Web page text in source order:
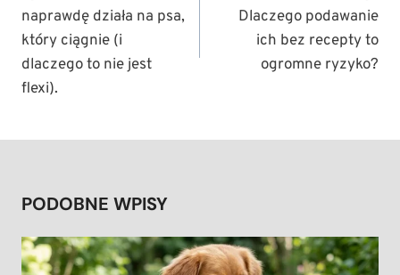
naprawdę działa na psa,
który ciągnie (i
dlaczego to nie jest
flexi).
Dlaczego podawanie
ich bez recepty to
ogromne ryzyko?
PODOBNE WPISY